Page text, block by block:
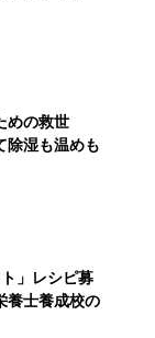
めの救世
湿も温めも
」レシピ募
士養成校の